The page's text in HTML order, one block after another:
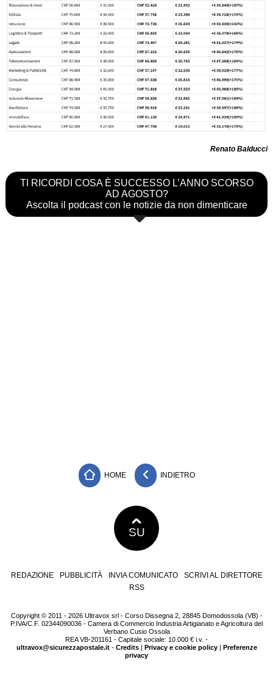
Renato Balducci
TI RICORDI COSA È SUCCESSO L’ANNO SCORSO
AD AGOSTO?
Ascolta il podcast con le notizie da non dimenticare
HOME INDIETRO
SU
REDAZIONE PUBBLICITÀ INVIA COMUNICATO
SCRIVI AL DIRETTORE
RSS
Copyright © 2011 - 2026 Ultravox srl - Corso Dissegna 2, 28845 Domodossola (VB) -
P.IVA/C.F. 02344090036 - Camera di Commercio Industria Artigianato e Agricoltura del
Verbano Cusio Ossola
REA VB-201161 - Capitale sociale: 10.000 € i.v. -
ultravox@sicurezzapostale.it- Credits| Privacy e cookie policy|
Preferenze
privacy